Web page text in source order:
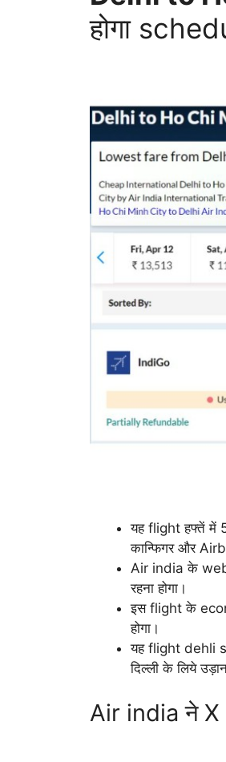
होगा
यह flight हफ्तें में 5
कान्फिगर और
Air india के
रहना होगा।
इस flight के
होगा।
यह flight dehli
दिल्ली के लिये
Air india ने X